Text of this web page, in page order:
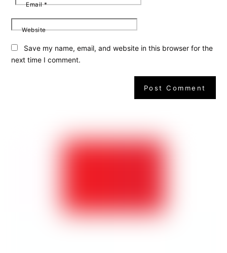
Email*
Website
Save my name, email, and website in this browser for the
next time I comment.